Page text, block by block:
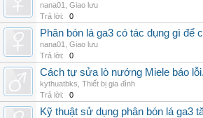
nana01
Giao lưu
Trả lời:
0
Phân bón lá ga3 có tác dụng gì để
nana01
Giao lưu
Trả lời:
0
Cách tự sửa lò nướng Miele báo
kythuatbks Thiết bị gia đình
Trả lời:
0
Kỹ thuật sử dụng phân bón lá ga3